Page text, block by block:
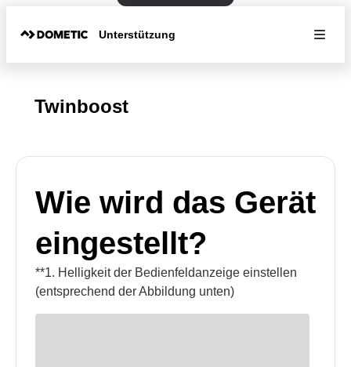
Unterstützung
Twinboost
Wie wird das Gerät
eingestellt?
**1. Helligkeit der Bedienfeldanzeige einstellen
(entsprechend der Abbildung unten)